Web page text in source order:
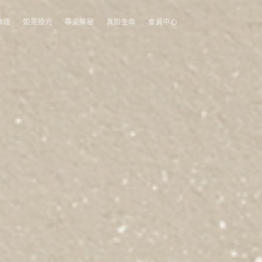
理 如是拾光 尋姿解秘 真如生命 會員中心